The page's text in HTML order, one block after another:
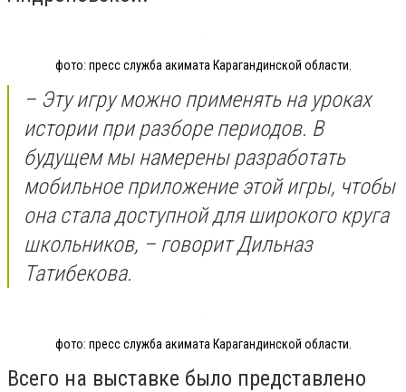
фото: пресс служба акимата Карагандинской области.
– Эту игру можно применять на уроках
истории при разборе периодов. В
будущем мы намерены разработать
мобильное приложение этой игры, чтобы
она стала доступной для широкого круга
школьников, – говорит Дильназ
Татибекова.
фото: пресс служба акимата Карагандинской области.
Всего на выставке было представлено